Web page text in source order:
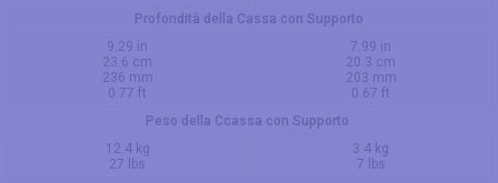
Profondità della Cassa con Supporto
9.29 in
23.6 cm
236 mm
0.77 ft
7.99 in
20.3 cm
203 mm
0.67 ft
Peso della Ccassa con Supporto
12.4 kg
27 lbs
3.4 kg
7 lbs